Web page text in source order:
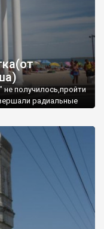
получилось,пройти
радиальные